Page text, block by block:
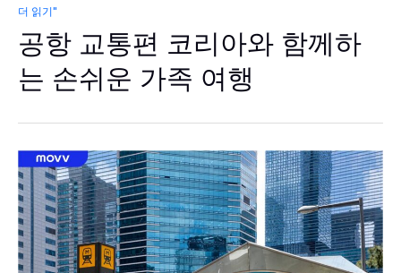
공
교
통
코
리
는
손
쉬
운
가
족
여
행
더 읽기"
공항 교통편 코리아와 함께하
는 손쉬운 가족 여행